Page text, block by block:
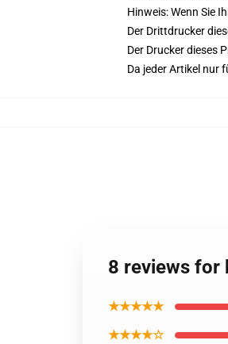
Hinweis: Wenn Sie
Der Drittdrucker
Der Drucker dieses
Da jeder Artikel nur
8 reviews for
★★★★★
★★★★☆